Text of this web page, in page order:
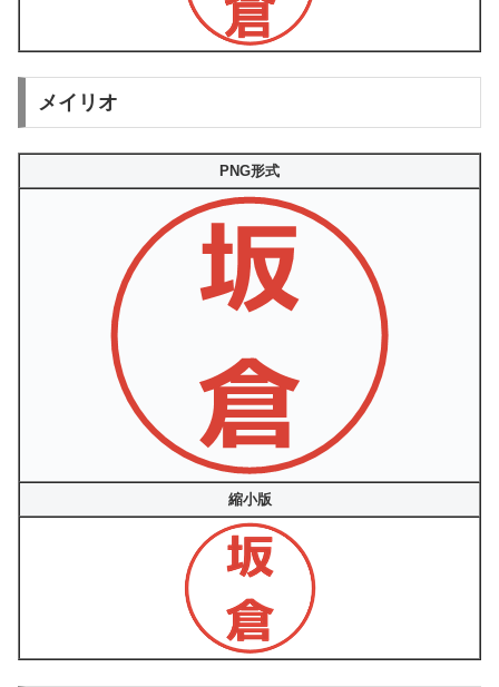
メイリオ
PNG形式
縮小版